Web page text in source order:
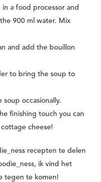
a food processor and
900 ml water. Mix
and add the bouillon
to bring the soup to
occasionally.
finishing touch you can
cheese!
recepten te delen
ik vind het
tegen te komen!